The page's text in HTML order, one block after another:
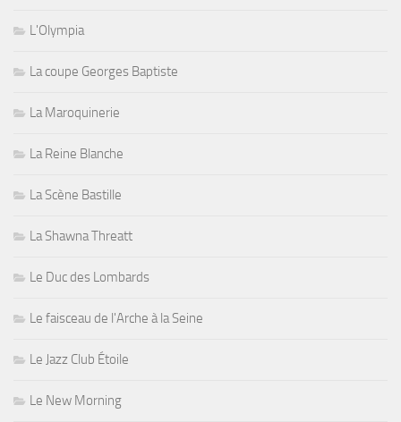
L'Olympia
La coupe Georges Baptiste
La Maroquinerie
La Reine Blanche
La Scène Bastille
La Shawna Threatt
Le Duc des Lombards
Le faisceau de l'Arche à la Seine
Le Jazz Club Étoile
Le New Morning